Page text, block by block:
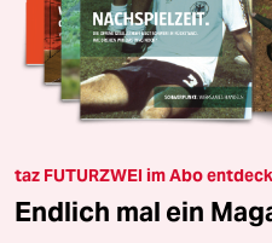
taz FUTURZWEI im Abo
Endlich mal ein